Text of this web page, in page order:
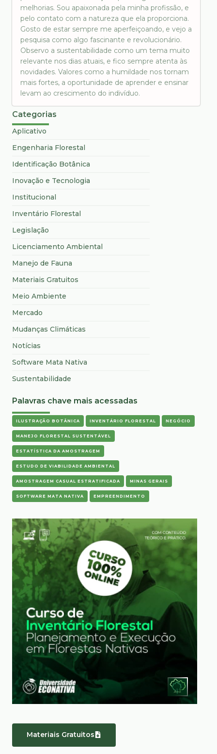
melhorias. Sou apaixonada pela minha profissão, e
pelo contato com a natureza que ela proporciona.
Gosto de estar sempre me aperfeiçoando, e vejo a
pesquisa como algo fascinante e revolucionário.
Observo a sustentabilidade como um tema muito
relevante nos dias atuais, e fico sempre atenta às
novidades. Valores como a humildade nos tornam
mais fortes, a oportunidade de aprender e ensinar
levam ao crescimento do indivíduo.
Categorias
Aplicativo
Engenharia Florestal
Identificação Botânica
Inovação e Tecnologia
Institucional
Inventário Florestal
Legislação
Licenciamento Ambiental
Manejo de Fauna
Materiais Gratuitos
Meio Ambiente
Mercado
Mudanças Climáticas
Notícias
Software Mata Nativa
Sustentabilidade
Palavras chave mais acessadas
ILUSTRAÇÃO BOTÂNICA INVENTÁRIO FLORESTAL NEGÓCIO
MANEJO FLORESTAL SUSTENTÁVEL
ESTATÍSTICA DA AMOSTRAGEM
ESTUDO DE VIABILIDADE AMBIENTAL
AMOSTRAGEM CASUAL ESTRATIFICADA MINAS GERAIS
SOFTWARE MATA NATIVA EMPREENDIMENTO
Materiais Gratuitos